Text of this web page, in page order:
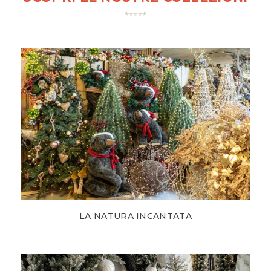
LA NATURA INCANTATA